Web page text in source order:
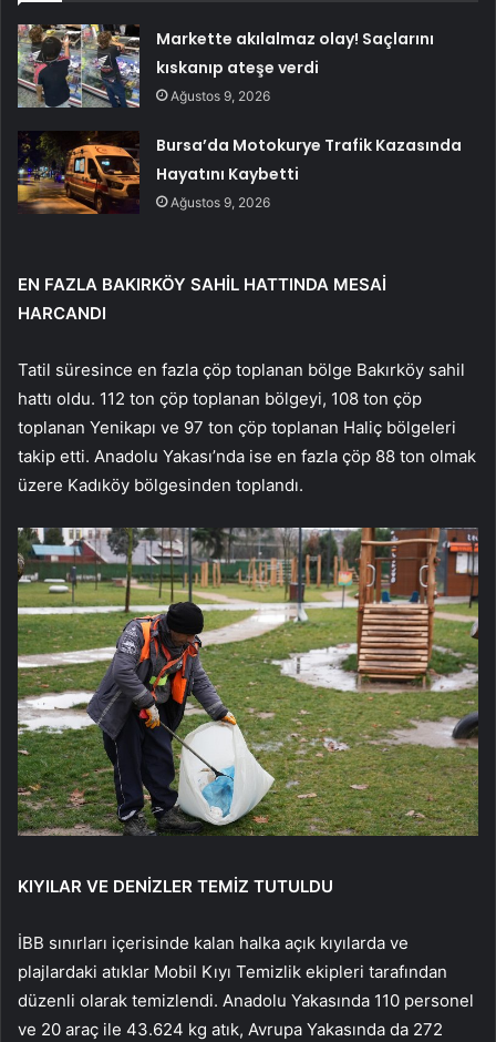
Markette akılalmaz olay! Saçlarını
kıskanıp ateşe verdi
Ağustos 9, 2026
Bursa’da Motokurye Trafik Kazasında
Hayatını Kaybetti
Ağustos 9, 2026
EN FAZLA BAKIRKÖY SAHİL HATTINDA MESAİ
HARCANDI
Tatil süresince en fazla çöp toplanan bölge Bakırköy sahil
hattı oldu. 112 ton çöp toplanan bölgeyi, 108 ton çöp
toplanan Yenikapı ve 97 ton çöp toplanan Haliç bölgeleri
takip etti. Anadolu Yakası’nda ise en fazla çöp 88 ton olmak
üzere Kadıköy bölgesinden toplandı.
KIYILAR VE DENİZLER TEMİZ TUTULDU
İBB sınırları içerisinde kalan halka açık kıyılarda ve
plajlardaki atıklar Mobil Kıyı Temizlik ekipleri tarafından
düzenli olarak temizlendi. Anadolu Yakasında 110 personel
ve 20 araç ile 43.624 kg atık, Avrupa Yakasında da 272